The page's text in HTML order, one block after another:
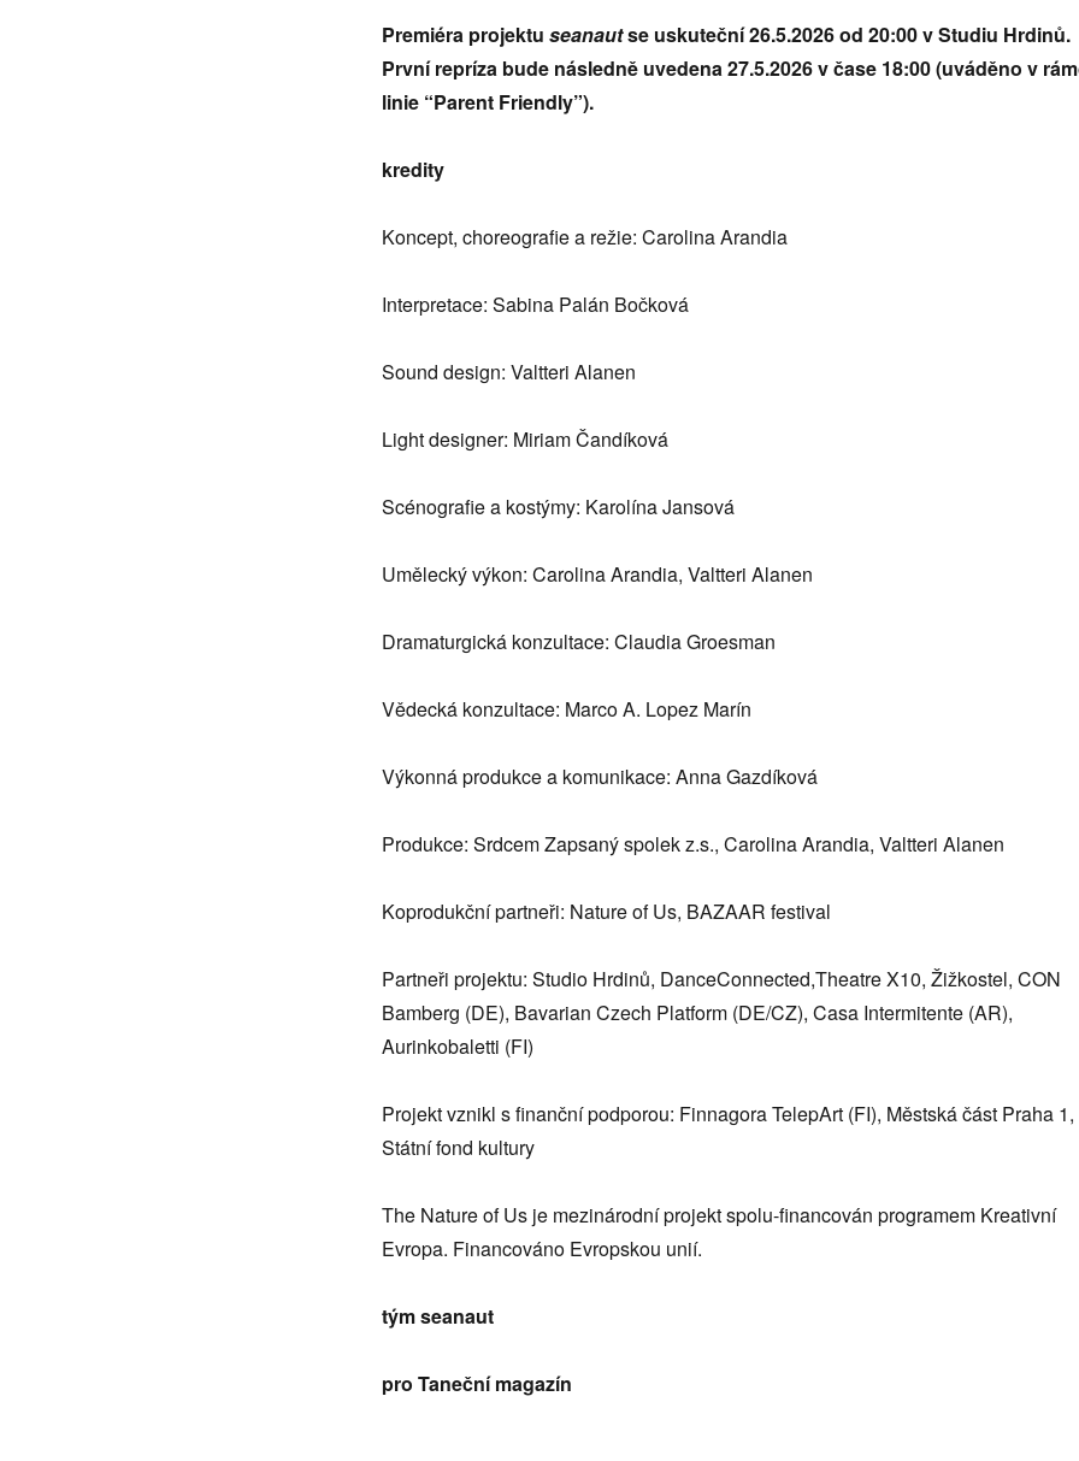
Premiéra projektu seanautse uskuteční 26.5.2026 od 20:00 v Studiu Hrdinů.
První repríza bude následně uvedena 27.5.2026 v čase 18:00 (uváděno v
linie “Parent Friendly”).
kredity
Koncept, choreografie a režie: Carolina Arandia
Interpretace: Sabina Palán Bočková
Sound design: Valtteri Alanen
Light designer: Miriam Čandíková
Scénografie a kostýmy: Karolína Jansová
Umělecký výkon: Carolina Arandia, Valtteri Alanen
Dramaturgická konzultace: Claudia Groesman
Vědecká konzultace: Marco A. Lopez Marín
Výkonná produkce a komunikace: Anna Gazdíková
Produkce: Srdcem Zapsaný spolek z.s., Carolina Arandia, Valtteri Alanen
Koprodukční partneři: Nature of Us, BAZAAR festival
Partneři projektu: Studio Hrdinů, DanceConnected,Theatre X10, Žižkostel, CON
Bamberg (DE), Bavarian Czech Platform (DE/CZ), Casa Intermitente (AR),
Aurinkobaletti (FI)
Projekt vznikl s finanční podporou: Finnagora TelepArt (FI), Městská část Praha 1,
Státní fond kultury
The Nature of Us je mezinárodní projekt spolu-financován programem Kreativní
Evropa. Financováno Evropskou unií.
tým seanaut
pro Taneční magazín